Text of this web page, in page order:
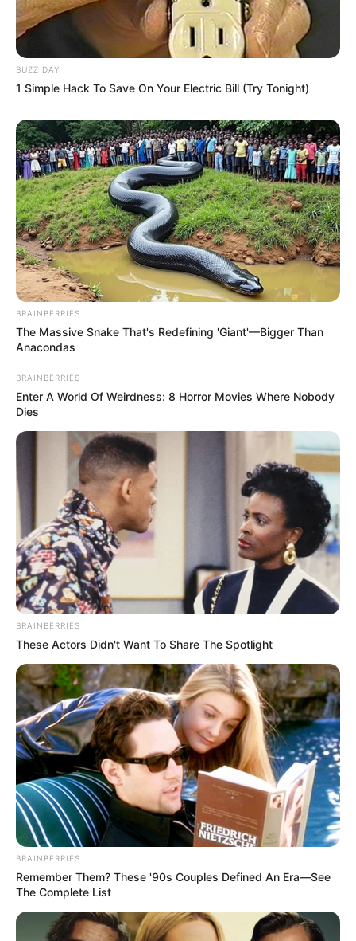
BUZZ DAY
1 Simple Hack To Save On Your Electric Bill (Try Tonight)
BRAINBERRIES
The Massive Snake That's Redefining 'Giant'—Bigger Than
Anacondas
BRAINBERRIES
Enter A World Of Weirdness: 8 Horror Movies Where Nobody
Dies
BRAINBERRIES
These Actors Didn't Want To Share The Spotlight
BRAINBERRIES
Remember Them? These '90s Couples Defined An Era—See
The Complete List